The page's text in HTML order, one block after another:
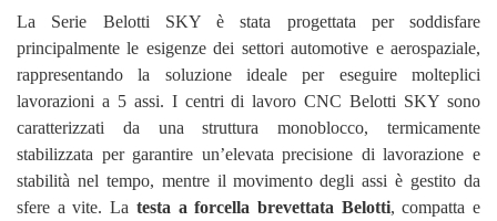
La Serie Belotti SKY è stata progettata per soddisfare
principalmente le esigenze dei settori automotive e aerospaziale,
rappresentando la soluzione ideale per eseguire molteplici
lavorazioni a 5 assi. I centri di lavoro CNC Belotti SKY sono
caratterizzati da una struttura monoblocco, termicamente
stabilizzata per garantire un’elevata precisione di lavorazione e
stabilità nel tempo, mentre il movimento degli assi è gestito da
sfere a vite. La testa a forcella brevettata Belotti, compatta e